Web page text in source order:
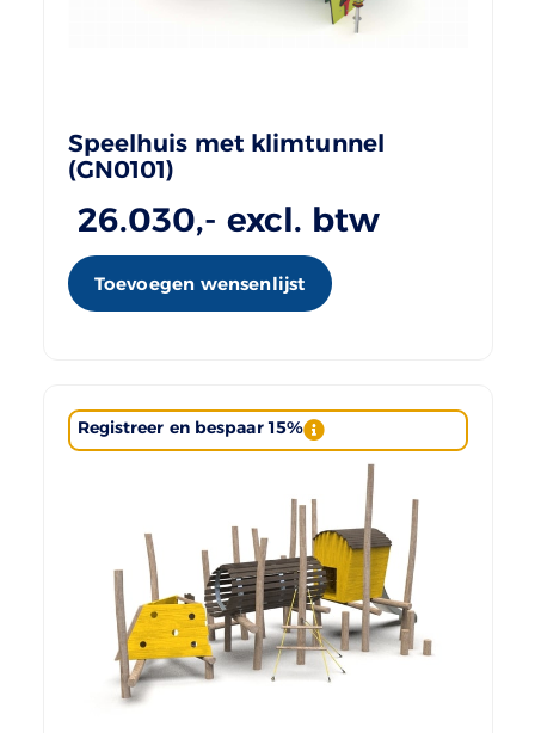
Speelhuis met klimtunnel
(GN0101)
26.030,- excl. btw
Toevoegen wensenlijst
Registreer en bespaar 15%